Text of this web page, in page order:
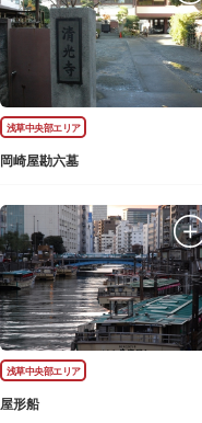
浅草中央部エリア
岡崎屋勘六墓
浅草中央部エリア
屋形船